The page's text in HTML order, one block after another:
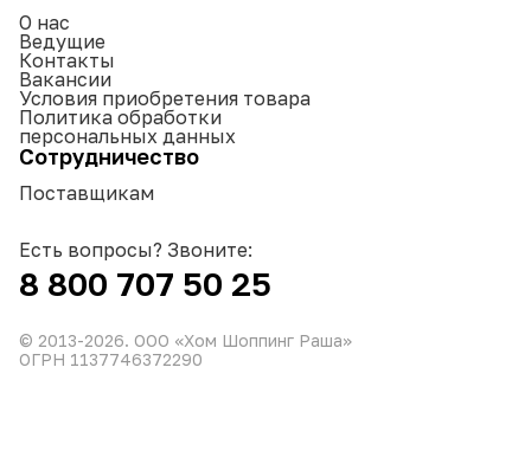
О нас
Ведущие
Контакты
Вакансии
Условия приобретения товара
Политика обработки
персональных данных
Сотрудничество
Поставщикам
Есть вопросы? Звоните:
8 800 707 50 25
© 2013-2026. ООО «Хом Шоппинг Раша»
ОГРН 1137746372290